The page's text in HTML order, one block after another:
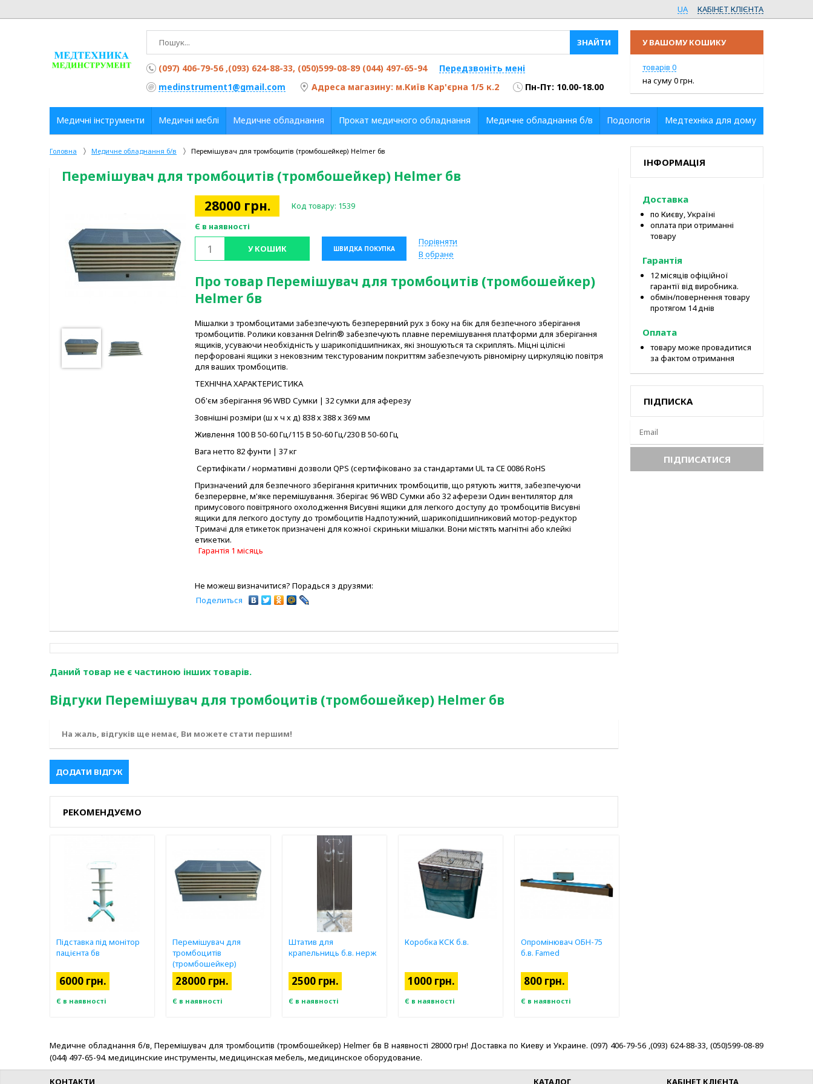
Головна Медичне обладнання б/в Перемішувач для тромбоцитів (тромбошейкер) Helmer бв
Перемішувач для тромбоцитів (тромбошейкер) Helmer бв
28000 грн. Код товару: 1539
Є в наявності
У КОШИК ШВИДКА ПОКУПКА
Порівняти
В обране
Про товар Перемішувач для тромбоцитів (тромбошейкер)
Helmer бв
Мішалки з тромбоцитами забезпечують безперервний рух з боку на бік для безпечного зберігання
тромбоцитів. Ролики ковзання Delrin® забезпечують плавне перемішування платформи для зберігання
ящиків, усуваючи необхідність у шарикопідшипниках, які зношуються та скриплять. Міцні цілісні
перфоровані ящики з нековзним текстурованим покриттям забезпечують рівномірну циркуляцію повітря
для ваших тромбоцитів.
ТЕХНІЧНА ХАРАКТЕРИСТИКА
Об'єм зберігання 96 WBD Сумки | 32 сумки для аферезу
Зовнішні розміри (ш х ч х д) 838 х 388 х 369 мм
Живлення 100 В 50-60 Гц/115 В 50-60 Гц/230 В 50-60 Гц
Вага нетто 82 фунти | 37 кг
Сертифікати / нормативні дозволи QPS (сертифіковано за стандартами UL та CE 0086 RoHS
Призначений для безпечного зберігання критичних тромбоцитів, що рятують життя, забезпечуючи
безперервне, м'яке перемішування. Зберігає 96 WBD Сумки або 32 аферези Один вентилятор для
примусового повітряного охолодження Висувні ящики для легкого доступу до тромбоцитів Висувні
ящики для легкого доступу до тромбоцитів Надпотужний, шарикопідшипниковий мотор-редуктор
Тримачі для етикеток призначені для кожної скриньки мішалки. Вони містять магнітні або клейкі
етикетки.
Гарантія 1 місяць
Не можеш визначитися? Порадься з друзями:
Поделиться
Даний товар не є частиною інших товарів.
Відгуки Перемішувач для тромбоцитів (тромбошейкер) Helmer бв
На жаль, відгуків ще немає, Ви можете стати першим!
ДОДАТИ ВІДГУК
РЕКОМЕНДУЄМО
Підставка під монітор
пацієнта бв
6000 грн.
Є в наявності
Перемішувач для
тромбоцитів
(тромбошейкер)
Helmer бв
28000 грн.
Є в наявності
Штатив для
крапельниць б.в. нерж
2500 грн.
Є в наявності
Коробка КСК б.в.
1000 грн.
Є в наявності
Опромінювач ОБН-75
б.в. Famed
800 грн.
Є в наявності
Медичне обладнання б/в, Перемішувач для тромбоцитів (тромбошейкер) Helmer бв В наявності 28000 грн! Доставка по Киеву и Украине. (097) 406-79-56 ,(093) 624-88-33, (050)599-08-89
(044) 497-65-94. медицинские инструменты, медицинская мебель, медицинское оборудование.
ІНФОРМАЦІЯ
Доставка
по Києву, Україні
оплата при отриманні
товару
Гарантія
12 місяців офіційної
гарантії від виробника.
обмін/повернення товару
протягом 14 днів
Оплата
товару може провадитися
за фактом отримання
ПІДПИСКА
UA КАБІНЕТ КЛІЄНТА
(097) 406-79-56 ,(093) 624-88-33, (050)599-08-89 (044) 497-65-94
Передзвоніть мені
medinstrument1@gmail.com
Адреса магазину: м.Київ Кар'єрна 1/5 к.2 Пн-Пт: 10.00-18.00
У ВАШОМУ КОШИКУ
ПЕРЕЙТИ У КОШИК
товарів 0
на суму0грн.
Медичні інструменти Медичні меблі Медичне обладнання Прокат медичного обладнання Медичне обладнання б/в Подологія Медтехніка для дому
КОНТАКТИ КАТАЛОГ КАБІНЕТ КЛІЄНТА